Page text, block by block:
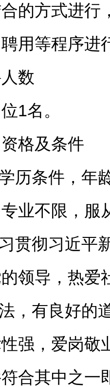
的方式进行
用等程序进
人数
名。
格及条件
条件，年龄
业不限，服
彻习近平新
领导，热爱
有良好的道
强，爱岗敬
其中之一